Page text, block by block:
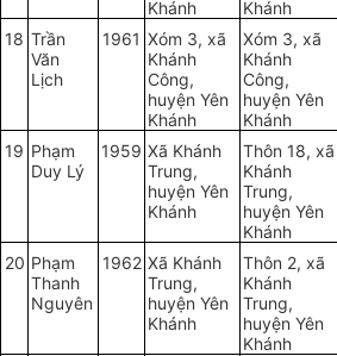
Khánh
Khánh
18 Trần
Văn
Lịch
1961 Xóm 3, xã
Khánh
Công,
huyện Yên
Khánh
Xóm 3, xã
Khánh
Công,
huyện Yên
Khánh
19 Phạm
Duy Lý
1959 Xã Khánh
Trung,
huyện Yên
Khánh
Thôn 18, xã
Khánh
Trung,
huyện Yên
Khánh
20 Phạm
Thanh
Nguyên
1962 Xã Khánh
Trung,
huyện Yên
Khánh
Thôn 2, xã
Khánh
Trung,
huyện Yên
Khánh